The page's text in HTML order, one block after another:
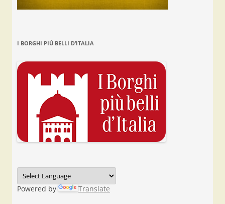
I BORGHI PIÙ BELLI D’ITALIA
Powered by Translate